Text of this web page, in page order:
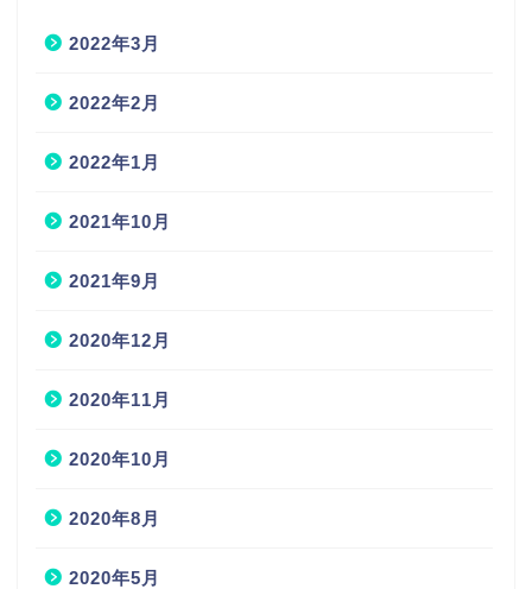
2022年3月
2022年2月
2022年1月
2021年10月
2021年9月
2020年12月
2020年11月
2020年10月
2020年8月
2020年5月